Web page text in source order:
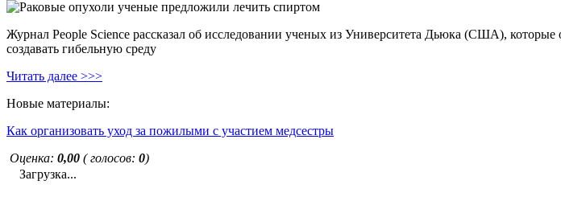
Журнал People Science рассказал об исследовании ученых из Университета Дьюка (США),
создавать гибельную среду
Читать далее >>>
Новые материалы:
Как организовать уход за пожилыми с участием медсестры
Оценка: 0,00 ( голосов: 0)
Загрузка...